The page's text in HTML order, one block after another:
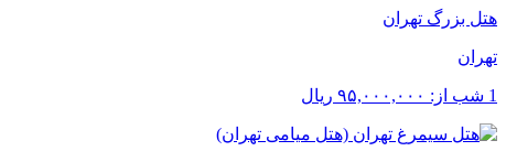
هتل بزرگ تهران
تهران
1 شب از: ۹۵,۰۰۰,۰۰۰ ریال